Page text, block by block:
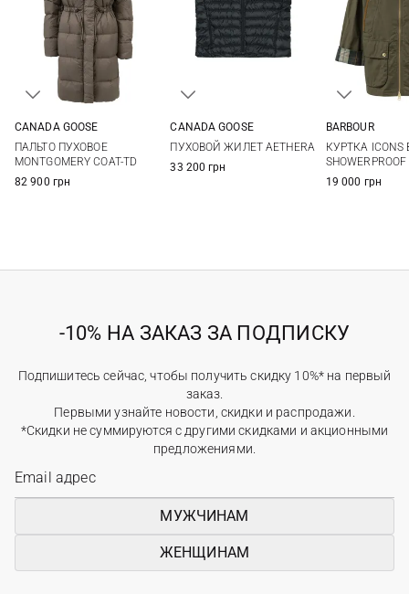
CANADA GOOSE
ПАЛЬТО ПУХОВОЕ
MONTGOMERY COAT-TD
82 900 грн
CANADA GOOSE
ПУХОВОЙ ЖИЛЕТ AETHERA
33 200 грн
BARBOUR
КУРТКА ICONS
SHOWERPROOF
19 000 грн
-10% НА ЗАКАЗ ЗА ПОДПИСКУ
Подпишитесь сейчас, чтобы получить скидку 10%* на первый
заказ.
Первыми узнайте новости, скидки и распродажи.
*Скидки не суммируются с другими скидками и акционными
предложениями.
МУЖЧИНАМ
ЖЕНЩИНАМ